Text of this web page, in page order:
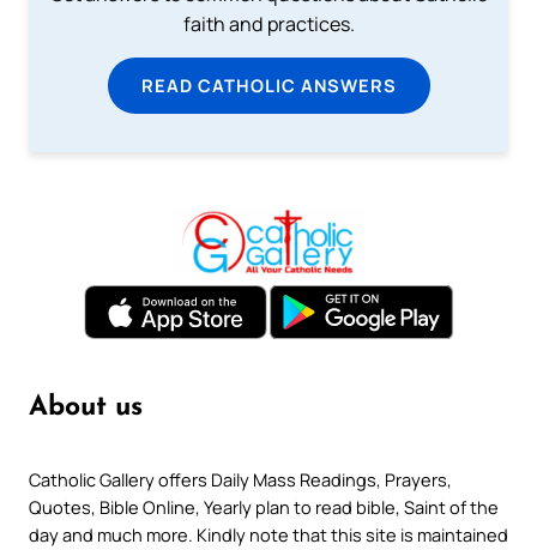
faith and practices.
READ CATHOLIC ANSWERS
About us
Catholic Gallery offers Daily Mass Readings, Prayers,
Quotes, Bible Online, Yearly plan to read bible, Saint of the
day and much more. Kindly note that this site is maintained